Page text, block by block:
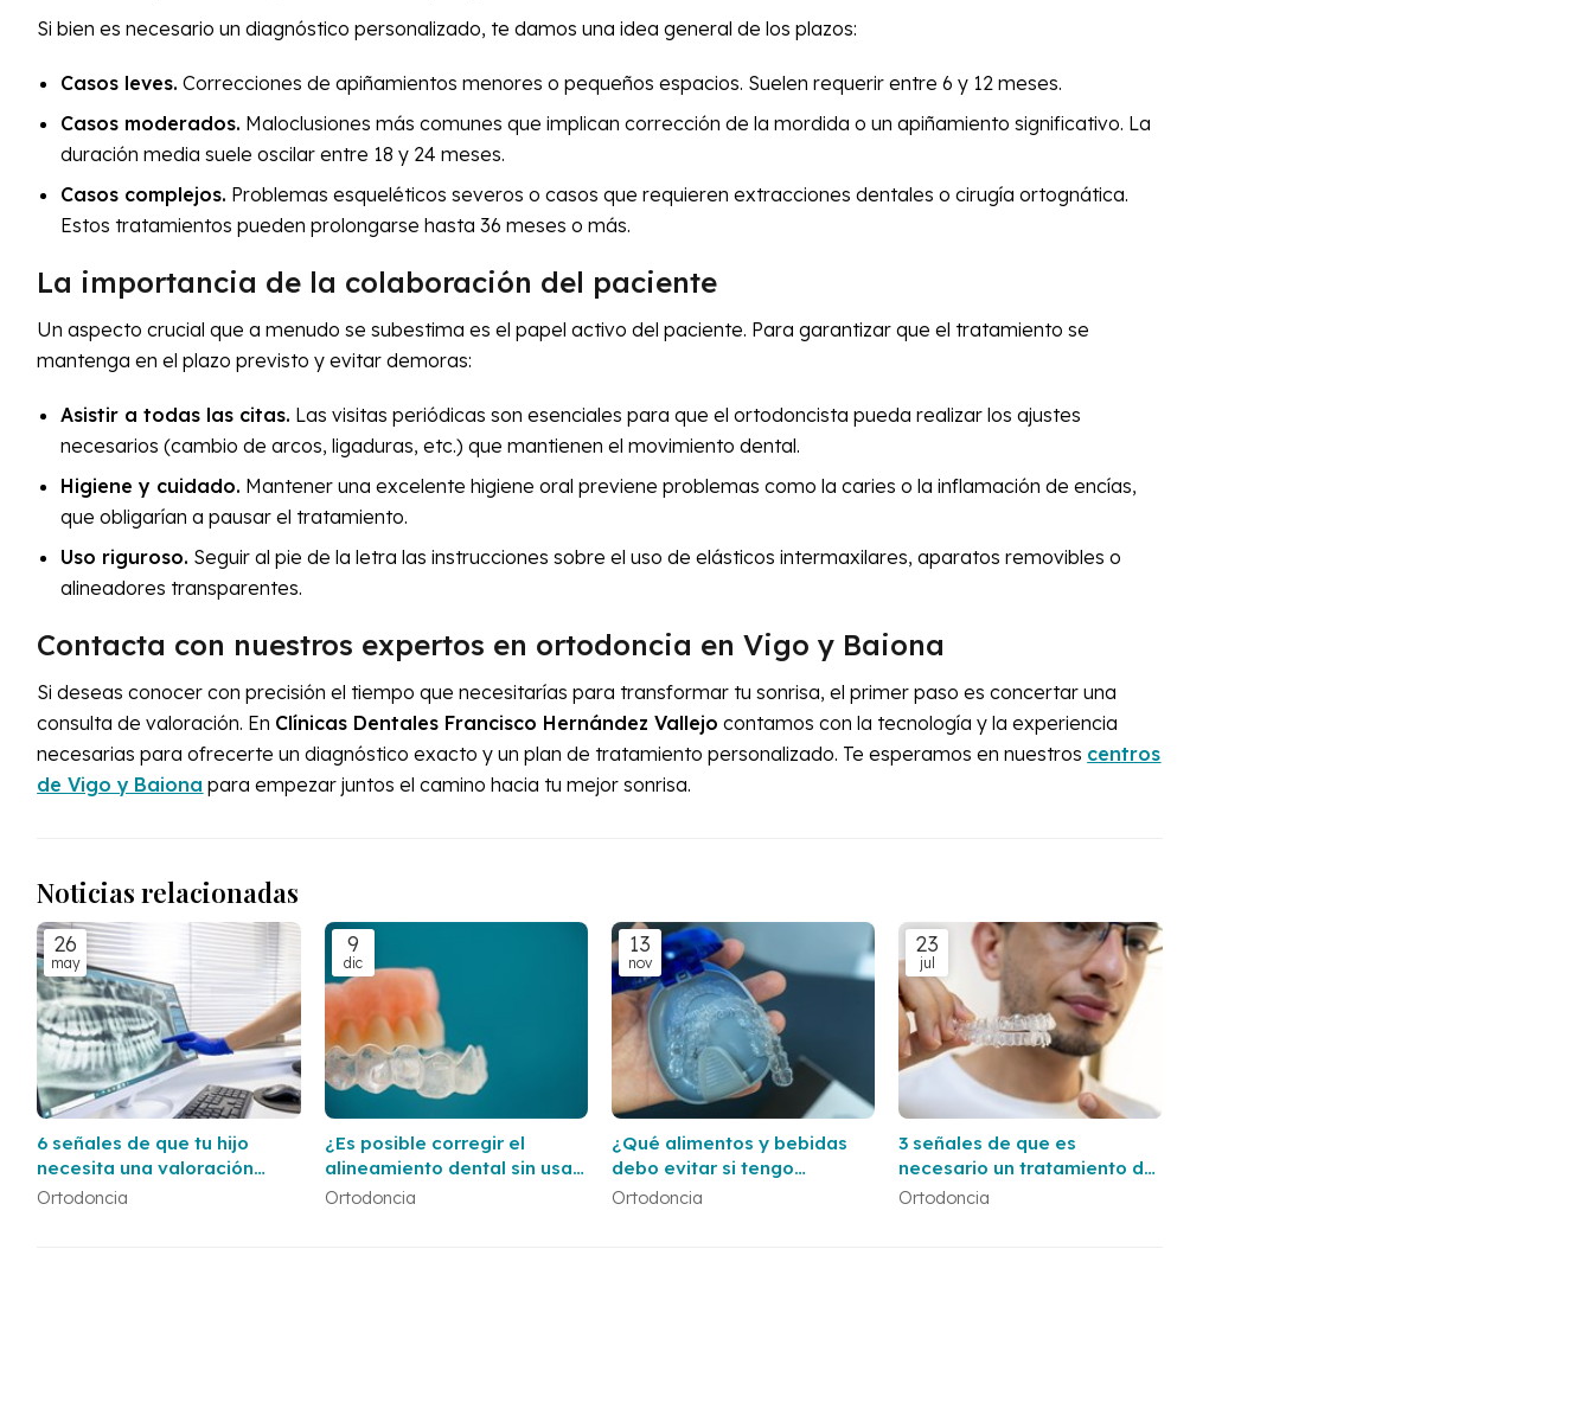
Si bien es necesario un diagnóstico personalizado, te damos una idea general de los plazos:
Casos leves. Correcciones de apiñamientos menores o pequeños espacios. Suelen requerir entre 6 y 12 meses.
Casos moderados. Maloclusiones más comunes que implican corrección de la mordida o un apiñamiento significativo. La
duración media suele oscilar entre 18 y 24 meses.
Casos complejos. Problemas esqueléticos severos o casos que requieren extracciones dentales o cirugía ortognática.
Estos tratamientos pueden prolongarse hasta 36 meses o más.
La importancia de la colaboración del paciente
Un aspecto crucial que a menudo se subestima es el papel activo del paciente. Para garantizar que el tratamiento se
mantenga en el plazo previsto y evitar demoras:
Asistir a todas las citas. Las visitas periódicas son esenciales para que el ortodoncista pueda realizar los ajustes
necesarios (cambio de arcos, ligaduras, etc.) que mantienen el movimiento dental.
Higiene y cuidado. Mantener una excelente higiene oral previene problemas como la caries o la inflamación de encías,
que obligarían a pausar el tratamiento.
Uso riguroso. Seguir al pie de la letra las instrucciones sobre el uso de elásticos intermaxilares, aparatos removibles o
alineadores transparentes.
Contacta con nuestros expertos en ortodoncia en Vigo y Baiona
Si deseas conocer con precisión el tiempo que necesitarías para transformar tu sonrisa, el primer paso es concertar una
consulta de valoración. En Clínicas Dentales Francisco Hernández Vallejo contamos con la tecnología y la experiencia
necesarias para ofrecerte un diagnóstico exacto y un plan de tratamiento personalizado. Te esperamos en nuestros centros
deVigo y Baiona para empezar juntos el camino hacia tu mejor sonrisa.
Noticias relacionadas
26
may
6 señales de que tu hijo
necesita una valoración
ortodóncica con nuestros
Ortodoncia
9
dic
¿Es posible corregir el
alineamiento dental sin usar
brackets tradicionales?
Ortodoncia
13
nov
¿Qué alimentos y bebidas
debo evitar si tengo
brackets?
Ortodoncia
23
jul
3 señales de que es
necesario un tratamiento de
ortodoncia
Ortodoncia